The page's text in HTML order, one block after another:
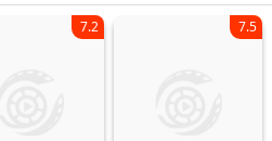
7.2 7.5